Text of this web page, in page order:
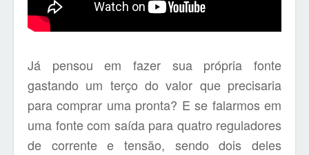
Já pensou em fazer sua própria fonte
gastando um terço do valor que precisaria
para comprar uma pronta? E se falarmos em
uma fonte com saída para quatro reguladores
de corrente e tensão, sendo dois deles